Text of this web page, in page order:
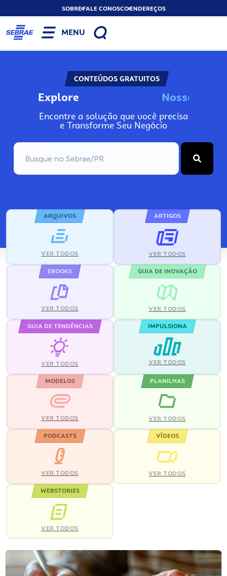
SOBREFALE CONOSCOENDEREÇOS
MENU
CONTEÚDOS GRATUITOS
Explore Nosso
Encontre a solução que você precisa
e Transforme Seu Negócio
ARQUIVOS
VER TODOS
ARTIGOS
VER TODOS
EBOOKS
VER TODOS
GUIA DE INOVAÇÃO
VER TODOS
GUIA DE TENDÊNCIAS
VER TODOS
IMPULSIONA
VER TODOS
MODELOS
VER TODOS
PLANILHAS
VER TODOS
PODCASTS
VER TODOS
VÍDEOS
VER TODOS
WEBSTORIES
VER TODOS